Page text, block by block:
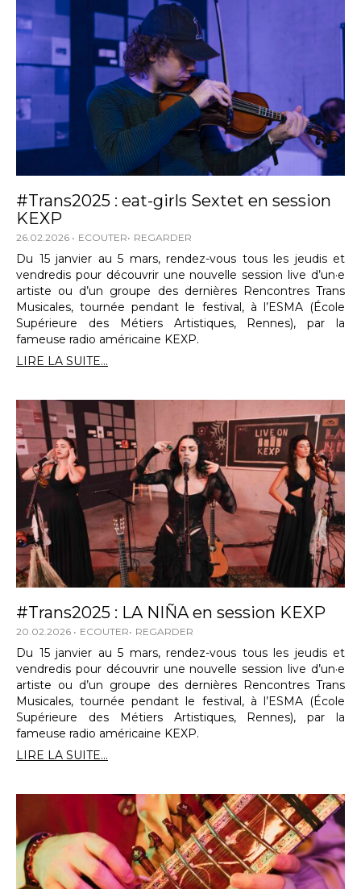
#Trans2025 : eat-girls Sextet en session
KEXP
26.02.2026 ECOUTER REGARDER
Du 15 janvier au 5 mars, rendez-vous tous les jeudis et
vendredis pour découvrir une nouvelle session live d’un·e
artiste ou d’un groupe des dernières Rencontres Trans
Musicales, tournée pendant le festival, à l’ESMA (École
Supérieure des Métiers Artistiques, Rennes), par la
fameuse radio américaine KEXP.
LIRE LA SUITE...
#Trans2025 : LA NIÑA en session KEXP
20.02.2026 ECOUTER REGARDER
Du 15 janvier au 5 mars, rendez-vous tous les jeudis et
vendredis pour découvrir une nouvelle session live d’un·e
artiste ou d’un groupe des dernières Rencontres Trans
Musicales, tournée pendant le festival, à l’ESMA (École
Supérieure des Métiers Artistiques, Rennes), par la
fameuse radio américaine KEXP.
LIRE LA SUITE...